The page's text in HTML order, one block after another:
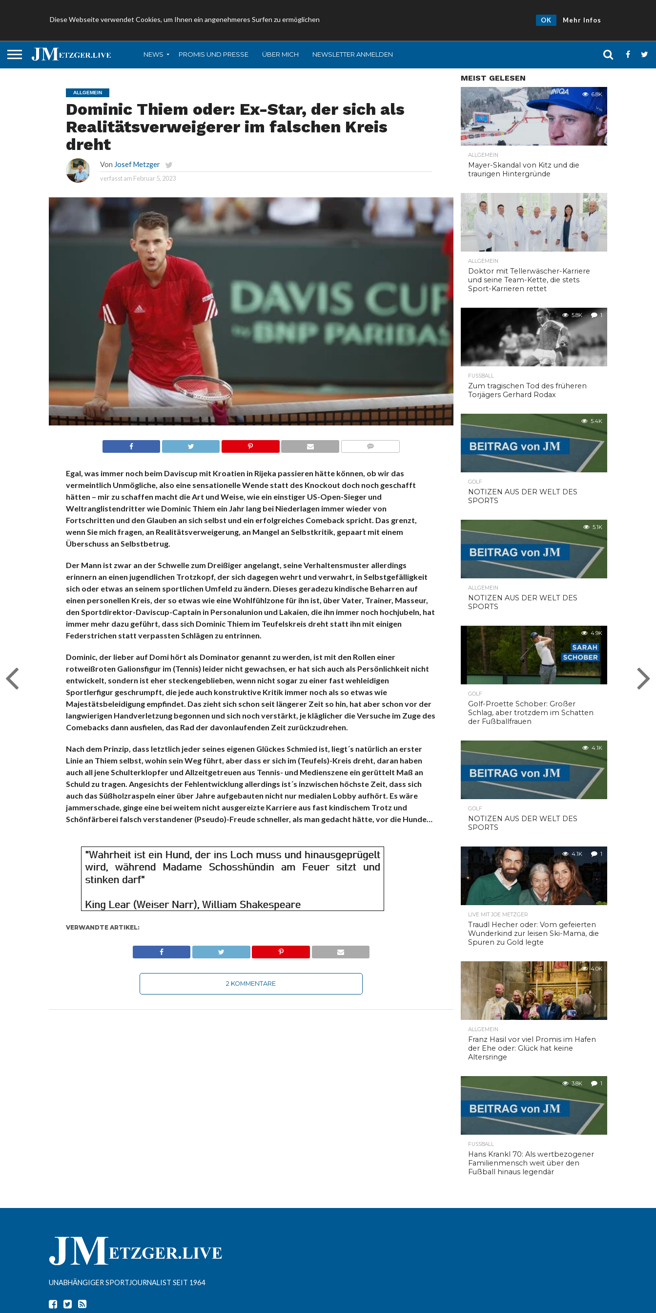
Diese Webseite verwendet Cookies, um Ihnen ein angenehmeres Surfen zu ermöglichen OK Mehr Infos
NEWS PROMIS UND PRESSE ÜBER MICH NEWSLETTER ANMELDEN
ALLGEMEIN
Dominic Thiem oder: Ex-Star, der sich als
Realitätsverweigerer im falschen Kreis
dreht
Von Josef Metzger
verfasst am Februar 5, 2023
Egal, was immer noch beim Daviscup mit Kroatien in Rijeka passieren hätte können, ob wir das
vermeintlich Unmögliche, also eine sensationelle Wende statt des Knockout doch noch geschafft
hätten – mir zu schaffen macht die Art und Weise, wie ein einstiger US-Open-Sieger und
Weltranglistendritter wie Dominic Thiem ein Jahr lang bei Niederlagen immer wieder von
Fortschritten und den Glauben an sich selbst und ein erfolgreiches Comeback spricht. Das grenzt,
wenn Sie mich fragen, an Realitätsverweigerung, an Mangel an Selbstkritik, gepaart mit einem
Überschuss an Selbstbetrug.
Der Mann ist zwar an der Schwelle zum Dreißiger angelangt, seine Verhaltensmuster allerdings
erinnern an einen jugendlichen Trotzkopf, der sich dagegen wehrt und verwahrt, in Selbstgefälligkeit
sich oder etwas an seinem sportlichen Umfeld zu ändern. Dieses geradezu kindische Beharren auf
einen personellen Kreis, der so etwas wie eine Wohlfühlzone für ihn ist, über Vater, Trainer, Masseur,
den Sportdirektor-Daviscup-Captain in Personalunion und Lakaien, die ihn immer noch hochjubeln, hat
immer mehr dazu geführt, dass sich Dominic Thiem im Teufelskreis dreht statt ihn mit einigen
Federstrichen statt verpassten Schlägen zu entrinnen.
Dominic, der lieber auf Domi hört als Dominator genannt zu werden, ist mit den Rollen einer
rotweißroten Galionsfigur im (Tennis) leider nicht gewachsen, er hat sich auch als Persönlichkeit nicht
entwickelt, sondern ist eher steckengeblieben, wenn nicht sogar zu einer fast wehleidigen
Sportlerfigur geschrumpft, die jede auch konstruktive Kritik immer noch als so etwas wie
Majestätsbeleidigung empfindet. Das zieht sich schon seit längerer Zeit so hin, hat aber schon vor der
langwierigen Handverletzung begonnen und sich noch verstärkt, je kläglicher die Versuche im Zuge des
Comebacks dann ausfielen, das Rad der davonlaufenden Zeit zurückzudrehen.
Nach dem Prinzip, dass letztlich jeder seines eigenen Glückes Schmied ist, liegt´s natürlich an erster
Linie an Thiem selbst, wohin sein Weg führt, aber dass er sich im (Teufels)-Kreis dreht, daran haben
auch all jene Schulterklopfer und Allzeitgetreuen aus Tennis- und Medienszene ein gerüttelt Maß an
Schuld zu tragen. Angesichts der Fehlentwicklung allerdings ist´s inzwischen höchste Zeit, dass sich
auch das Süßholzraspeln einer über Jahre aufgebauten nicht nur medialen Lobby aufhört. Es wäre
jammerschade, ginge eine bei weitem nicht ausgereizte Karriere aus fast kindischem Trotz und
Schönfärberei falsch verstandener (Pseudo)-Freude schneller, als man gedacht hätte, vor die Hunde…
VERWANDTE ARTIKEL:
2 KOMMENTARE
MEIST GELESEN
6.8K
ALLGEMEIN
Mayer-Skandal von Kitz und die
traurigen Hintergründe
6.0K
ALLGEMEIN
Doktor mit Tellerwäscher-Karriere
und seine Team-Kette, die stets
Sport-Karrieren rettet
5.8K 1
FUSSBALL
Zum tragischen Tod des früheren
Torjägers Gerhard Rodax
5.4K
GOLF
NOTIZEN AUS DER WELT DES
SPORTS
5.1K
ALLGEMEIN
NOTIZEN AUS DER WELT DES
SPORTS
4.9K
GOLF
Golf-Proette Schober: Großer
Schlag, aber trotzdem im Schatten
der Fußballfrauen
4.1K
GOLF
NOTIZEN AUS DER WELT DES
SPORTS
4.1K 1
LIVE MIT JOE METZGER
Traudl Hecher oder: Vom gefeierten
Wunderkind zur leisen Ski-Mama, die
Spuren zu Gold legte
4.0K
ALLGEMEIN
Franz Hasil vor viel Promis im Hafen
der Ehe oder: Glück hat keine
Altersringe
3.8K 1
FUSSBALL
Hans Krankl 70: Als wertbezogener
Familienmensch weit über den
Fußball hinaus legendär
UNABHÄNGIGER SPORTJOURNALIST SEIT 1964